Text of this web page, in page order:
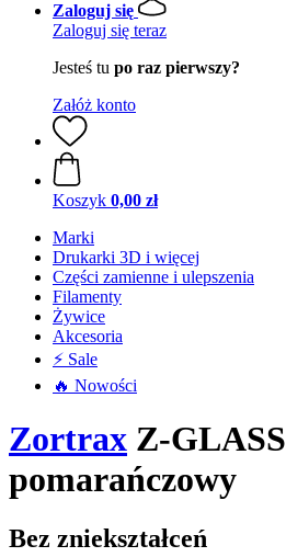
Zaloguj się
Zaloguj się teraz
Jesteś tu po raz pierwszy?
Załóż konto
Koszyk 0,00 zł
Marki
Drukarki 3D i więcej
Części zamienne i ulepszenia
Filamenty
Żywice
Akcesoria
⚡ Sale
🔥 Nowości
Zortrax Z-GLASS
pomarańczowy
Bez zniekształceń